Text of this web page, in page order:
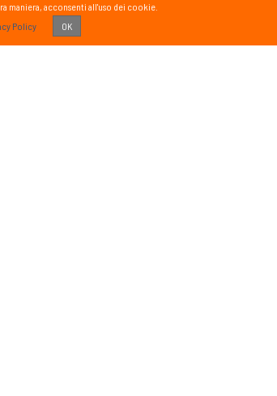
PASSSPORT SU
maniera, acconsenti all'uso dei cookie.
Policy OK